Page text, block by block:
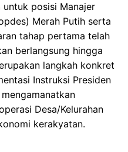
posisi Manajer
Merah Putih serta
tahap pertama telah
berlangsung hingga
langkah konkret
Instruksi Presiden
Desa/Kelurahan
kerakyatan.